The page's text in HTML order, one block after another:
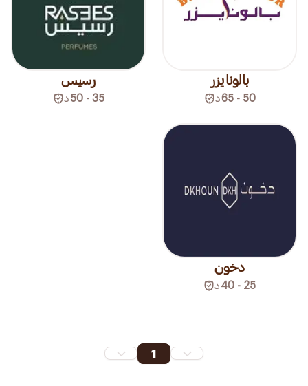
بالونايزر
50 - 65 د
رسيس
35 - 50 د
دخون
25 - 40 د
1